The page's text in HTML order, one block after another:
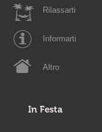
Rilassarti
Informarti
Altro
In Festa